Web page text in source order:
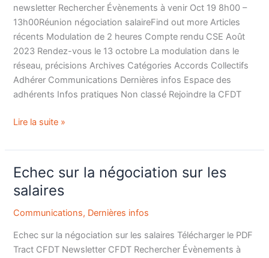
newsletter Rechercher Évènements à venir Oct 19 8h00 –
13h00Réunion négociation salaireFind out more Articles
récents Modulation de 2 heures Compte rendu CSE Août
2023 Rendez-vous le 13 octobre La modulation dans le
réseau, précisions Archives Catégories Accords Collectifs
Adhérer Communications Dernières infos Espace des
adhérents Infos pratiques Non classé Rejoindre la CFDT
Lire la suite »
Echec sur la négociation sur les
salaires
Communications, Dernières infos
Echec sur la négociation sur les salaires Télécharger le PDF
Tract CFDT Newsletter CFDT Rechercher Évènements à
Echec
la
négociation